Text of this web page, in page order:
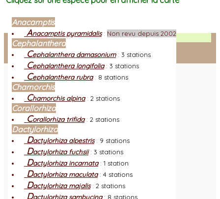
Facebook
Connexion adhérent
Anacamptis
Anacamptis pyramidalis: Non revu depuis 2002
Cephalanthera
Cephalanthera damasonium: 3 stations
Cephalanthera longifolia: 3 stations
Cephalanthera rubra: 8 stations
Chamorchis
Chamorchis alpina: 2 stations
Corallorhiza
Corallorhiza trifida: 2 stations
Dactylorhiza
Dactylorhiza alpestris: 9 stations
Dactylorhiza fuchsii: 3 stations
Dactylorhiza incarnata: 1 station
Dactylorhiza maculata: 4 stations
Dactylorhiza majalis: 2 stations
Dactylorhiza sambucina: 8 stations